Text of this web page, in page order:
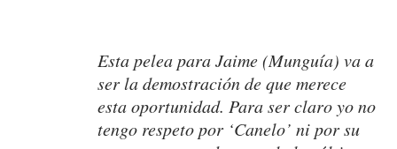
Esta pelea para Jaime (Munguía) va a
ser la demostración de que merece
esta oportunidad. Para ser claro yo no
tengo respeto por ‘Canelo’ ni por su